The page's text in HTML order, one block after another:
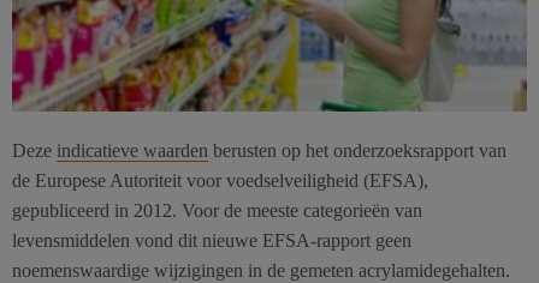
Deze indicatieve waarden berusten op het onderzoeksrapport van
de Europese Autoriteit voor voedselveiligheid (EFSA),
gepubliceerd in 2012. Voor de meeste categorieën van
levensmiddelen vond dit nieuwe EFSA-rapport geen
noemenswaardige wijzigingen in de gemeten acrylamidegehalten.